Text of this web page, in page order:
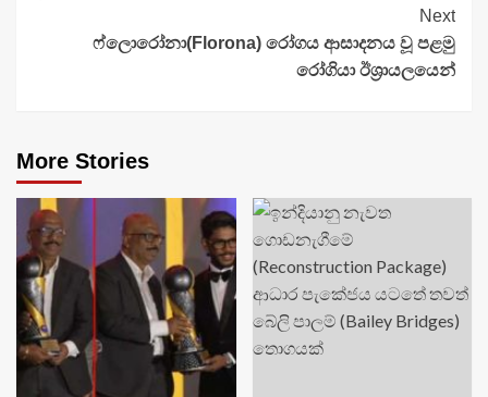
Next
ෆ්ලොරෝනා(Florona) රෝගය ආසාදනය වූ පළමු
රෝගියා ඊශ්‍රායලයෙන්
More Stories